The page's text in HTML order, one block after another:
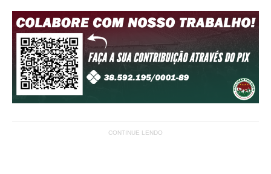
CONTINUE LENDO